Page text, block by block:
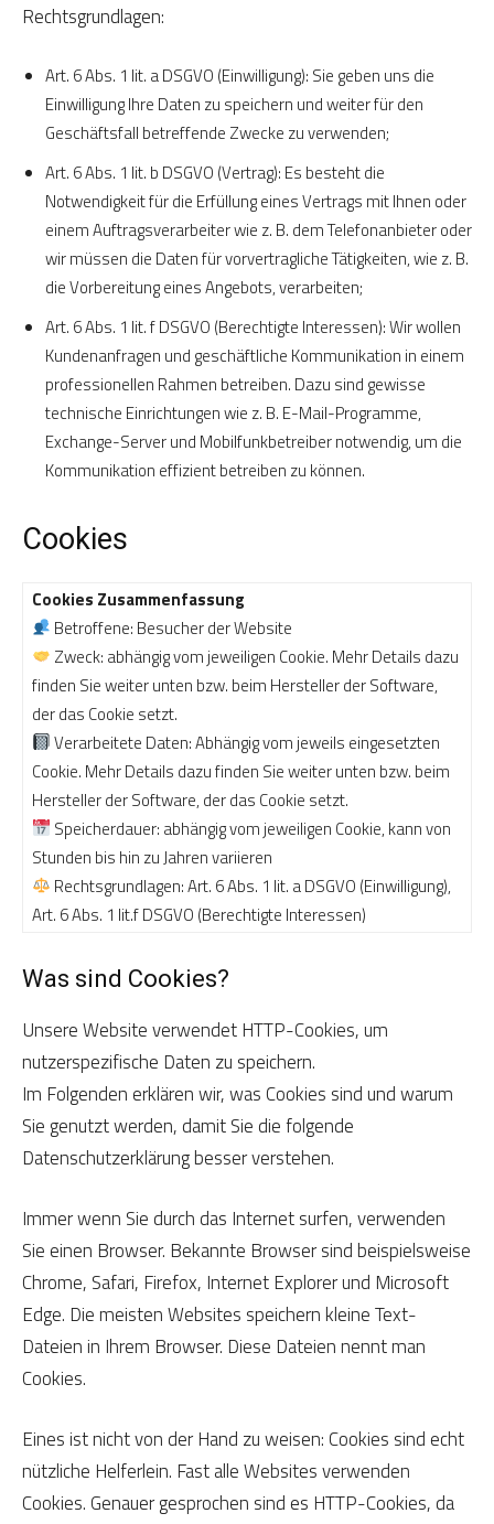
Rechtsgrundlagen:
Art. 6 Abs. 1 lit. a DSGVO (Einwilligung): Sie geben uns die
Einwilligung Ihre Daten zu speichern und weiter für den
Geschäftsfall betreffende Zwecke zu verwenden;
Art. 6 Abs. 1 lit. b DSGVO (Vertrag): Es besteht die
Notwendigkeit für die Erfüllung eines Vertrags mit Ihnen oder
einem Auftragsverarbeiter wie z. B. dem Telefonanbieter oder
wir müssen die Daten für vorvertragliche Tätigkeiten, wie z. B.
die Vorbereitung eines Angebots, verarbeiten;
Art. 6 Abs. 1 lit. f DSGVO (Berechtigte Interessen): Wir wollen
Kundenanfragen und geschäftliche Kommunikation in einem
professionellen Rahmen betreiben. Dazu sind gewisse
technische Einrichtungen wie z. B. E-Mail-Programme,
Exchange-Server und Mobilfunkbetreiber notwendig, um die
Kommunikation effizient betreiben zu können.
Cookies
Cookies Zusammenfassung
Betroffene: Besucher der Website
Zweck: abhängig vom jeweiligen Cookie. Mehr Details dazu
finden Sie weiter unten bzw. beim Hersteller der Software,
der das Cookie setzt.
Verarbeitete Daten: Abhängig vom jeweils eingesetzten
Cookie. Mehr Details dazu finden Sie weiter unten bzw. beim
Hersteller der Software, der das Cookie setzt.
Speicherdauer: abhängig vom jeweiligen Cookie, kann von
Stunden bis hin zu Jahren variieren
Rechtsgrundlagen: Art. 6 Abs. 1 lit. a DSGVO (Einwilligung),
Art. 6 Abs. 1 lit.f DSGVO (Berechtigte Interessen)
Was sind Cookies?
Unsere Website verwendet HTTP-Cookies, um
nutzerspezifische Daten zu speichern.
Im Folgenden erklären wir, was Cookies sind und warum
Sie genutzt werden, damit Sie die folgende
Datenschutzerklärung besser verstehen.
Immer wenn Sie durch das Internet surfen, verwenden
Sie einen Browser. Bekannte Browser sind beispielsweise
Chrome, Safari, Firefox, Internet Explorer und Microsoft
Edge. Die meisten Websites speichern kleine Text-
Dateien in Ihrem Browser. Diese Dateien nennt man
Cookies.
Eines ist nicht von der Hand zu weisen: Cookies sind echt
nützliche Helferlein. Fast alle Websites verwenden
Cookies. Genauer gesprochen sind es HTTP-Cookies, da